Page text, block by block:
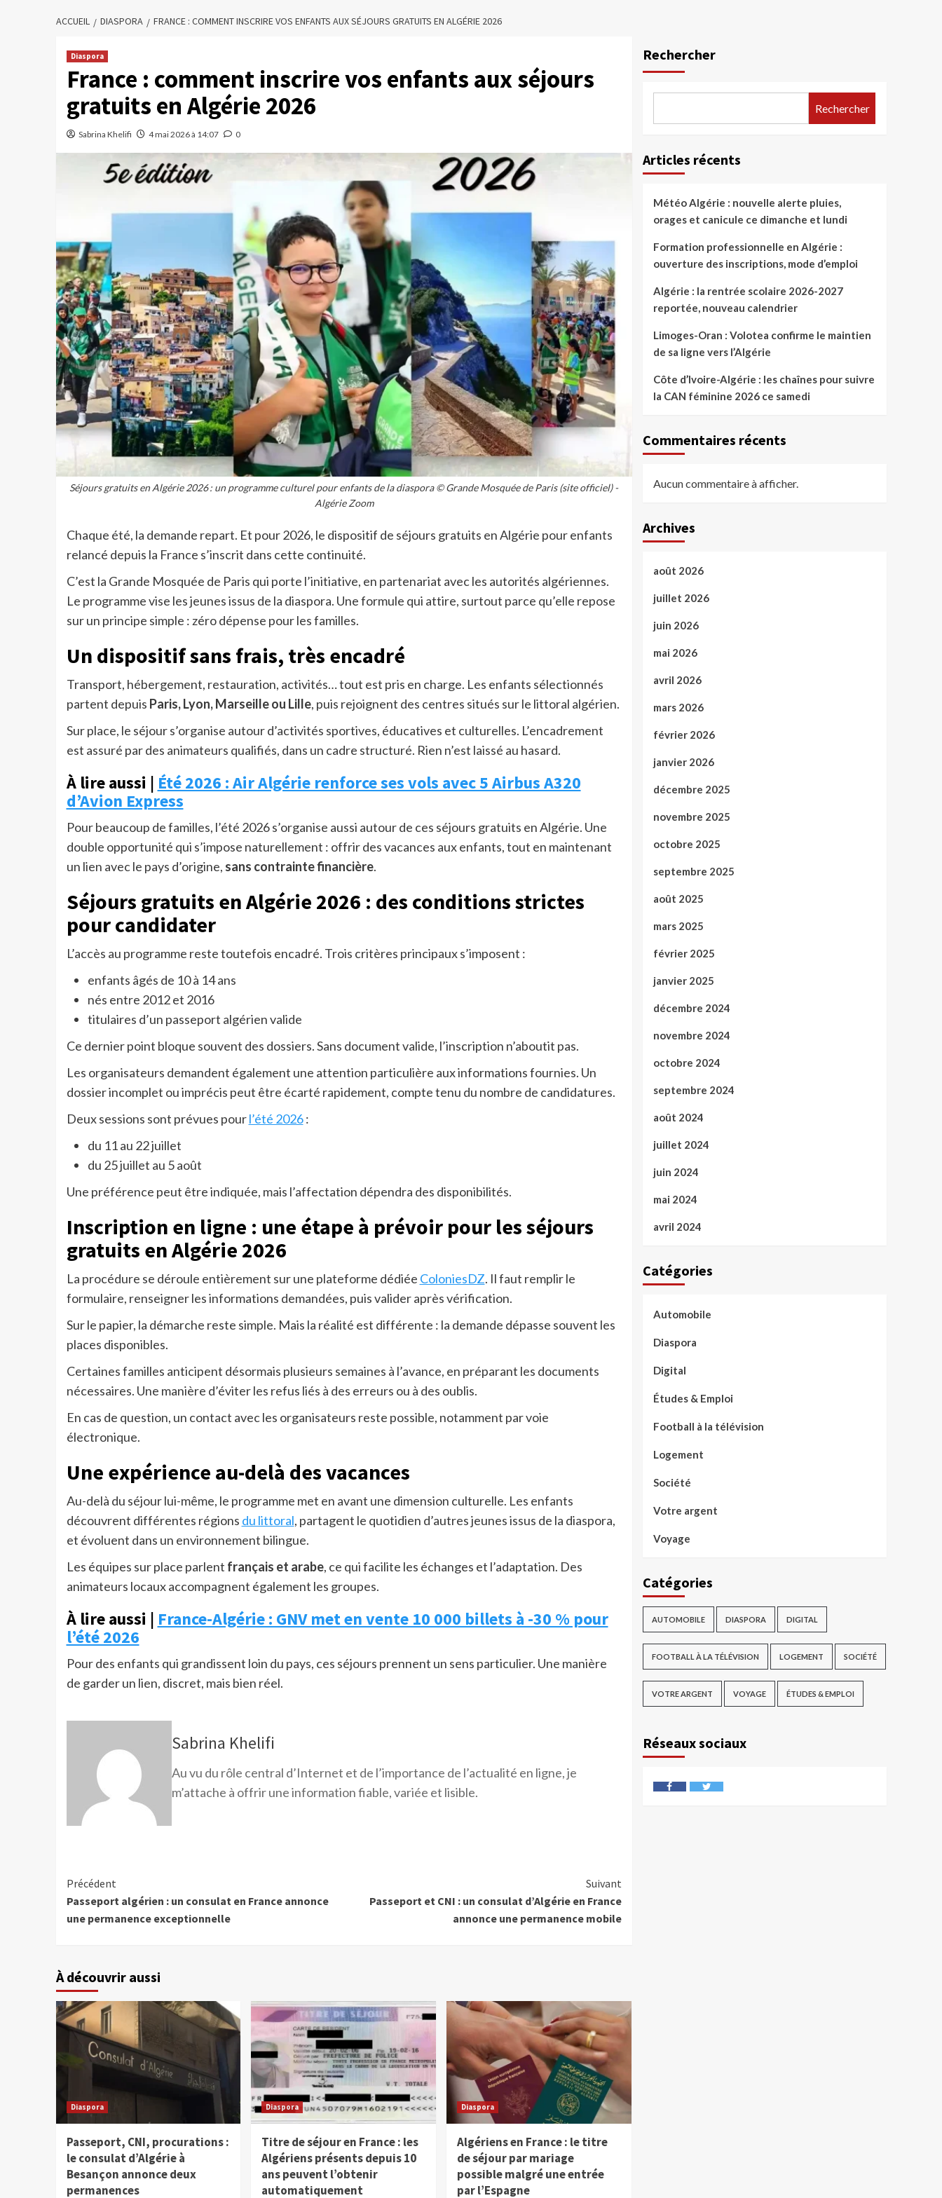
ACCUEIL DIASPORA FRANCE : COMMENT INSCRIRE VOS ENFANTS AUX SÉJOURS GRATUITS EN ALGÉRIE 2026
Diaspora
France : comment inscrire vos enfants aux séjours
gratuits en Algérie 2026
Sabrina Khelifi 4 mai 2026 à 14:07 0
Séjours gratuits en Algérie 2026 : un programme culturel pour enfants de la diaspora © Grande Mosquée de Paris (site officiel) -
Algérie Zoom
Chaque été, la demande repart. Et pour 2026, le dispositif de séjours gratuits en Algérie pour enfants
relancé depuis la France s’inscrit dans cette continuité.
C’est la Grande Mosquée de Paris qui porte l’initiative, en partenariat avec les autorités algériennes.
Le programme vise les jeunes issus de la diaspora. Une formule qui attire, surtout parce qu’elle repose
sur un principe simple : zéro dépense pour les familles.
Un dispositif sans frais, très encadré
Transport, hébergement, restauration, activités… tout est pris en charge. Les enfants sélectionnés
partent depuis Paris, Lyon, Marseille ou Lille, puis rejoignent des centres situés sur le littoral algérien.
Sur place, le séjour s’organise autour d’activités sportives, éducatives et culturelles. L’encadrement
est assuré par des animateurs qualifiés, dans un cadre structuré. Rien n’est laissé au hasard.
À lire aussi | Été 2026 : Air Algérie renforce ses vols avec 5 Airbus A320
d’Avion Express
Pour beaucoup de familles, l’été 2026 s’organise aussi autour de ces séjours gratuits en Algérie. Une
double opportunité qui s’impose naturellement : offrir des vacances aux enfants, tout en maintenant
un lien avec le pays d’origine, sans contrainte financière.
Séjours gratuits en Algérie 2026 : des conditions strictes
pour candidater
L’accès au programme reste toutefois encadré. Trois critères principaux s’imposent :
enfants âgés de 10 à 14 ans
nés entre 2012 et 2016
titulaires d’un passeport algérien valide
Ce dernier point bloque souvent des dossiers. Sans document valide, l’inscription n’aboutit pas.
Les organisateurs demandent également une attention particulière aux informations fournies. Un
dossier incomplet ou imprécis peut être écarté rapidement, compte tenu du nombre de candidatures.
Deux sessions sont prévues pourl’été 2026:
du 11 au 22 juillet
du 25 juillet au 5 août
Une préférence peut être indiquée, mais l’affectation dépendra des disponibilités.
Inscription en ligne : une étape à prévoir pour les séjours
gratuits en Algérie 2026
La procédure se déroule entièrement sur une plateforme dédiée ColoniesDZ. Il faut remplir le
formulaire, renseigner les informations demandées, puis valider après vérification.
Sur le papier, la démarche reste simple. Mais la réalité est différente : la demande dépasse souvent les
places disponibles.
Certaines familles anticipent désormais plusieurs semaines à l’avance, en préparant les documents
nécessaires. Une manière d’éviter les refus liés à des erreurs ou à des oublis.
En cas de question, un contact avec les organisateurs reste possible, notamment par voie
électronique.
Une expérience au-delà des vacances
Au-delà du séjour lui-même, le programme met en avant une dimension culturelle. Les enfants
découvrent différentes régions du littoral, partagent le quotidien d’autres jeunes issus de la diaspora,
et évoluent dans un environnement bilingue.
Les équipes sur place parlent français et arabe, ce qui facilite les échanges et l’adaptation. Des
animateurs locaux accompagnent également les groupes.
À lire aussi | France-Algérie : GNV met en vente 10 000 billets à -30 % pour
l’été 2026
Pour des enfants qui grandissent loin du pays, ces séjours prennent un sens particulier. Une manière
de garder un lien, discret, mais bien réel.
Sabrina Khelifi
Au vu du rôle central d’Internet et de l’importance de l’actualité en ligne, je
m’attache à offrir une information fiable, variée et lisible.
Précédent
Passeport algérien : un consulat en France annonce
une permanence exceptionnelle
Suivant
Passeport et CNI : un consulat d’Algérie en France
annonce une permanence mobile
À découvrir aussi
Diaspora
Passeport, CNI, procurations :
le consulat d’Algérie à
Besançon annonce deux
permanences
Diaspora
Titre de séjour en France : les
Algériens présents depuis 10
ans peuvent l’obtenir
automatiquement
Diaspora
Algériens en France : le titre
de séjour par mariage
possible malgré une entrée
par l’Espagne
Rechercher
Rechercher
Articles récents
Météo Algérie : nouvelle alerte pluies,
orages et canicule ce dimanche et lundi
Formation professionnelle en Algérie :
ouverture des inscriptions, mode d’emploi
Algérie : la rentrée scolaire 2026-2027
reportée, nouveau calendrier
Limoges-Oran : Volotea confirme le maintien
de sa ligne vers l’Algérie
Côte d’Ivoire-Algérie : les chaînes pour suivre
la CAN féminine 2026 ce samedi
Commentaires récents
Aucun commentaire à afficher.
Archives
août 2026
juillet 2026
juin 2026
mai 2026
avril 2026
mars 2026
février 2026
janvier 2026
décembre 2025
novembre 2025
octobre 2025
septembre 2025
août 2025
mars 2025
février 2025
janvier 2025
décembre 2024
novembre 2024
octobre 2024
septembre 2024
août 2024
juillet 2024
juin 2024
mai 2024
avril 2024
Catégories
Automobile
Diaspora
Digital
Études & Emploi
Football à la télévision
Logement
Société
Votre argent
Voyage
Catégories
AUTOMOBILE DIASPORA DIGITAL
FOOTBALL À LA TÉLÉVISION LOGEMENT SOCIÉTÉ
VOTRE ARGENT VOYAGE ÉTUDES & EMPLOI
Réseaux sociaux